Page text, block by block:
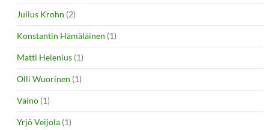
Julius Krohn (2)
Konstantin Hämäläinen (1)
Matti Helenius (1)
Olli Wuorinen (1)
Vainö (1)
Yrjö Veijola (1)